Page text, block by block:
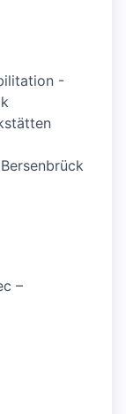
-
–